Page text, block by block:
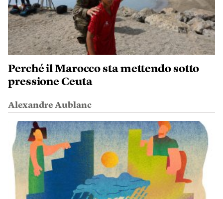
Perché il Marocco sta mettendo sotto
pressione Ceuta
Alexandre Aublanc